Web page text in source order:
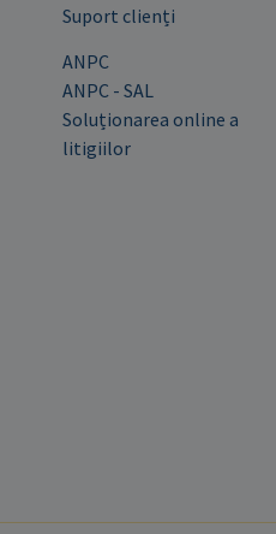
Suport clienți
ANPC
ANPC - SAL
Soluționarea online a
litigiilor